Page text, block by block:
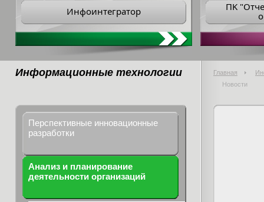
Инфоинтегратор
ПK
Информационные технологии Главная
Новости
Перспективные инновационные
разработки
Анализ и планирование
деятельности организаций